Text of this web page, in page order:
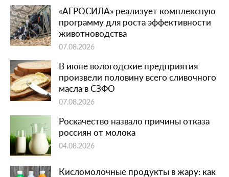
«АГРОСИЛА» реализует комплексную
программу для роста эффективности
животноводства
07.08.2026
В июне вологодские предприятия
произвели половину всего сливочного
масла в СЗФО
07.08.2026
Роскачество назвало причины отказа
россиян от молока
04.08.2026
Кисломолочные продукты в жару: как